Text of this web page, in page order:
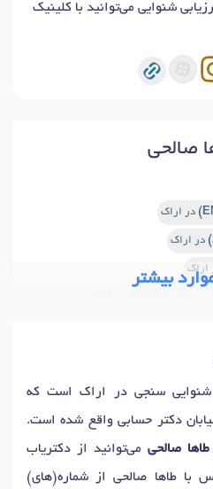
شنوایی می‌توانید با کلینیک
صالحی
در اراک
در اراک
اراک
بیشتر
سنجی در اراک است که
دکتر حسابی واقع شده است.
صالحی می‌توانید از دکتریاب
با طاها صالحی از شماره(های)